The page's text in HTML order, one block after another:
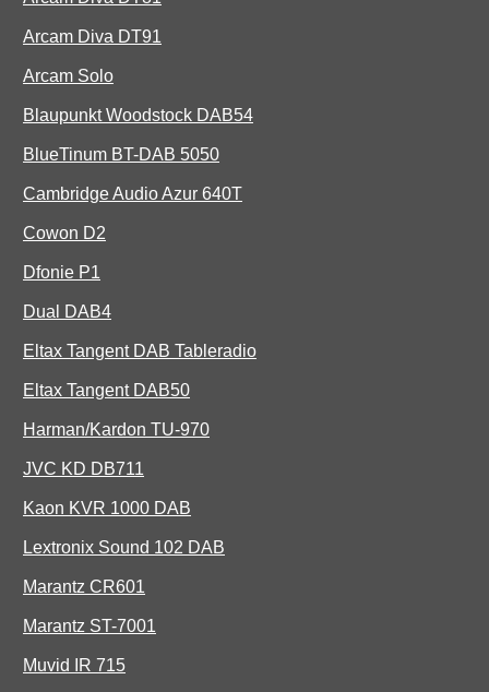
Arcam Diva DT91
Arcam Solo
Blaupunkt Woodstock DAB54
BlueTinum BT-DAB 5050
Cambridge Audio Azur 640T
Cowon D2
Dfonie P1
Dual DAB4
Eltax Tangent DAB Tableradio
Eltax Tangent DAB50
Harman/Kardon TU-970
JVC KD DB711
Kaon KVR 1000 DAB
Lextronix Sound 102 DAB
Marantz CR601
Marantz ST-7001
Muvid IR 715